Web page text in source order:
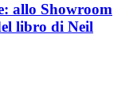
allo Showroom
libro di Neil